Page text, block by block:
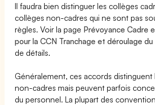
Il faudra bien distinguer les collèges
collèges non-cadres qui ne sont pas
règles. Voir la page Prévoyance Cadre
pour la CCN Tranchage et déroulage
de détails.
Généralement, ces accords distinguent
non-cadres mais peuvent parfois
du personnel. La plupart des